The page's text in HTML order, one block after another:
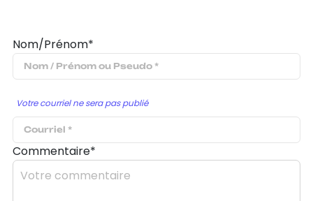
Nom/Prénom*
Votre courriel ne sera pas publié
Commentaire*